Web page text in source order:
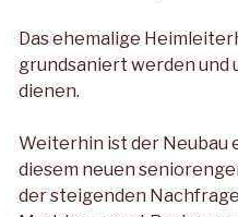
Das ehemalige
grundsaniert werden und
dienen.
Weiterhin ist der Neubau
diesem neuen
der steigenden